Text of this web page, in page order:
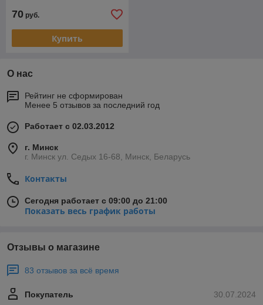
70 руб.
Купить
О нас
Рейтинг не сформирован
Менее 5 отзывов за последний год
Работает с 02.03.2012
г. Минск
г. Минск ул. Седых 16-68, Минск, Беларусь
Контакты
Сегодня работает с 09:00 до 21:00
Показать весь график работы
Отзывы о магазине
83 отзывов за всё время
30.07.2024
Покупатель